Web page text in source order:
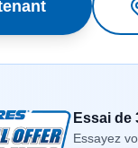
Essai de
Essayez